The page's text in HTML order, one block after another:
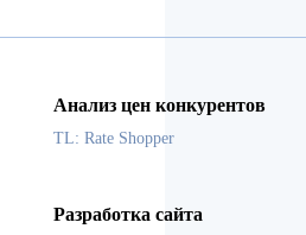
Анализ цен конкурентов
TL: Rate Shopper
Разработка сайта